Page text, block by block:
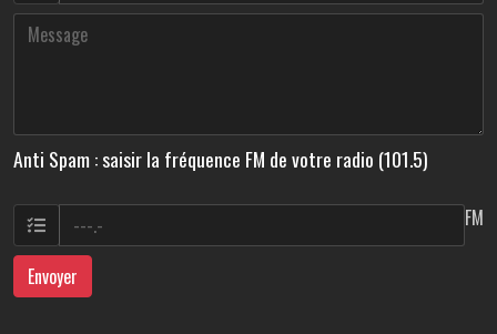
Anti Spam : saisir la fréquence FM de votre radio (101.5)
FM
Envoyer